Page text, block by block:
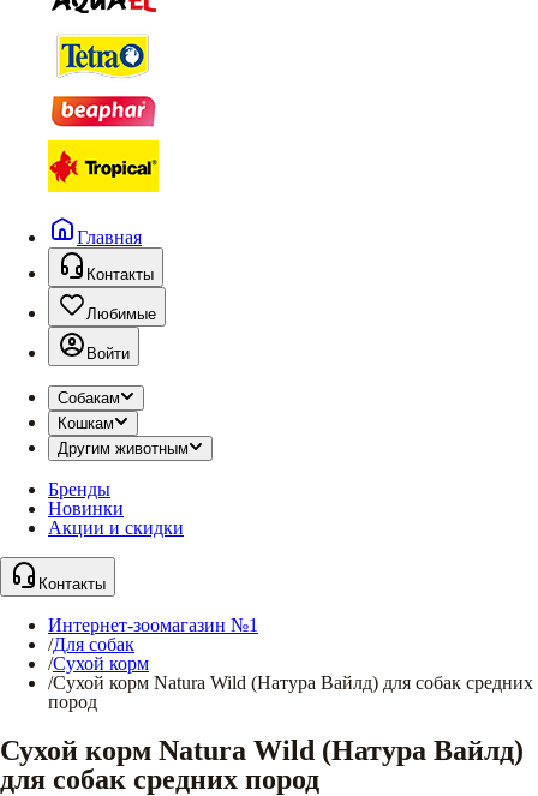
Главная
Контакты
Любимые
Войти
Собакам
Кошкам
Другим животным
Бренды
Новинки
Акции и скидки
Контакты
Интернет-зоомагазин №1
/Для собак
/Сухой корм
/Сухой корм Natura Wild (Натура Вайлд) для собак средних
пород
Сухой корм Natura Wild (Натура Вайлд)
для собак средних пород